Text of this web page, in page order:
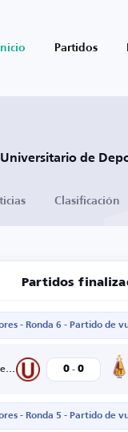
Inicio Partidos
Universitario de
Clasificación
Partidos
- Ronda 6 - Partido de
Universitario de Deportes 0 - 0
- Ronda 5 - Partido de